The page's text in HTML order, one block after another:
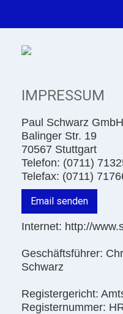
IMPRESSUM
Paul Schwarz GmbH
Balinger Str. 19
70567 Stuttgart
Telefon: (0711)
Telefax: (0711)
Email senden
Internet: http://
Geschäftsführer:
Schwarz
Registergericht:
Registernummer: